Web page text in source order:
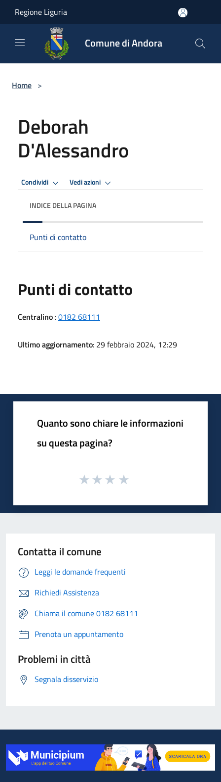
Regione Liguria
Comune di Andora
Home >
Deborah
D'Alessandro
Condividi Vedi azioni
INDICE DELLA PAGINA
Punti di contatto
Punti di contatto
Centralino :0182 68111
Ultimo aggiornamento: 29 febbraio 2024, 12:29
Quanto sono chiare le informazioni
su questa pagina?
Contatta il comune
Leggi le domande frequenti
Richiedi Assistenza
Chiama il comune 0182 68111
Prenota un appuntamento
Problemi in città
Segnala disservizio